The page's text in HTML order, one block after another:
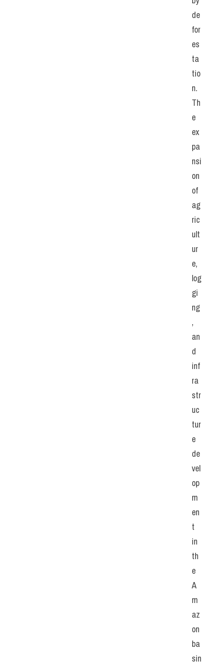
de
for
es
ta
tio
n.
Th
e
ex
pa
nsi
on
of
ag
ric
ult
ur
e,
log
gi
ng
,
an
d
inf
ra
str
uc
tur
e
de
vel
op
m
en
t
in
th
e
A
m
az
on
ba
sin